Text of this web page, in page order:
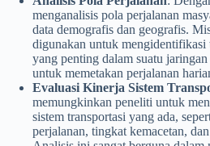
menganalisis pola perjalanan
data demografis dan geografis.
digunakan untuk
yang penting dalam suatu jaringan
untuk memetakan perjalanan
Evaluasi Kinerja Sistem
memungkinkan peneliti untuk
sistem transportasi yang ada,
perjalanan, tingkat kemacetan,